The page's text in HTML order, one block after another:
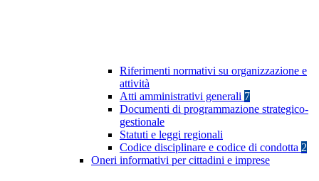
Riferimenti normativi su organizzazione e
attività
Atti amministrativi generali 7
Documenti di programmazione strategico-
gestionale
Statuti e leggi regionali
Codice disciplinare e codice di condotta 2
Oneri informativi per cittadini e imprese